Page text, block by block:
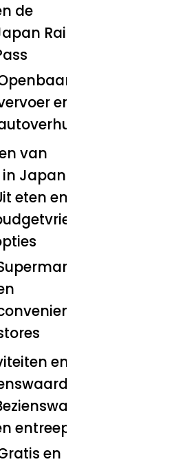
de
Rail
en
van
Japan
eten en
en
entreeprijzen
en